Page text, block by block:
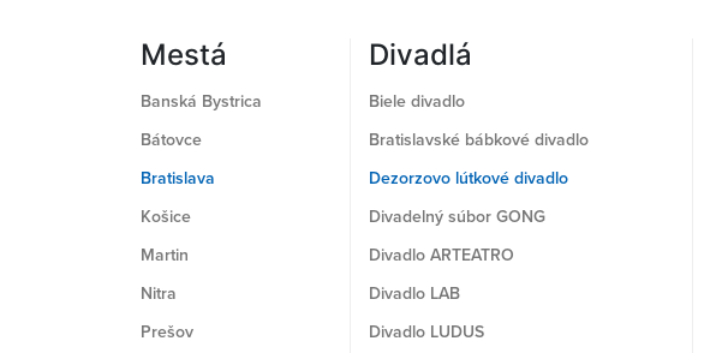
Mestá
Banská Bystrica
Bátovce
Bratislava
Košice
Martin
Nitra
Prešov
Divadlá
Biele divadlo
Bratislavské bábkové divadlo
Dezorzovo lútkové divadlo
Divadelný súbor GONG
Divadlo ARTEATRO
Divadlo LAB
Divadlo LUDUS